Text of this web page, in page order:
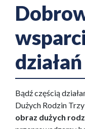
działań
Bądź częścią
Dużych Rodzin
obraz dużych